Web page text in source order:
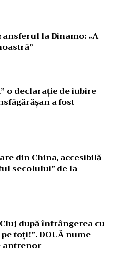
la Dinamo: „A
o declarație de iubire
a fost
din China, accesibilă
secolului” de la
după înfrângerea cu
toți!”. DOUĂ nume
antrenor